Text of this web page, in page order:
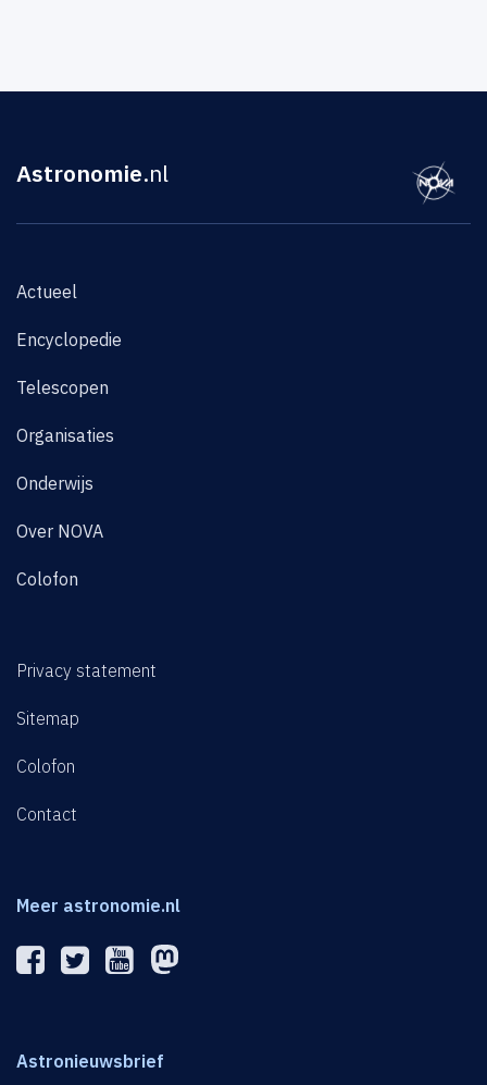
Astronomie.nl
Actueel
Encyclopedie
Telescopen
Organisaties
Onderwijs
Over NOVA
Colofon
Privacy statement
Sitemap
Colofon
Contact
Meer astronomie.nl
Astronieuwsbrief